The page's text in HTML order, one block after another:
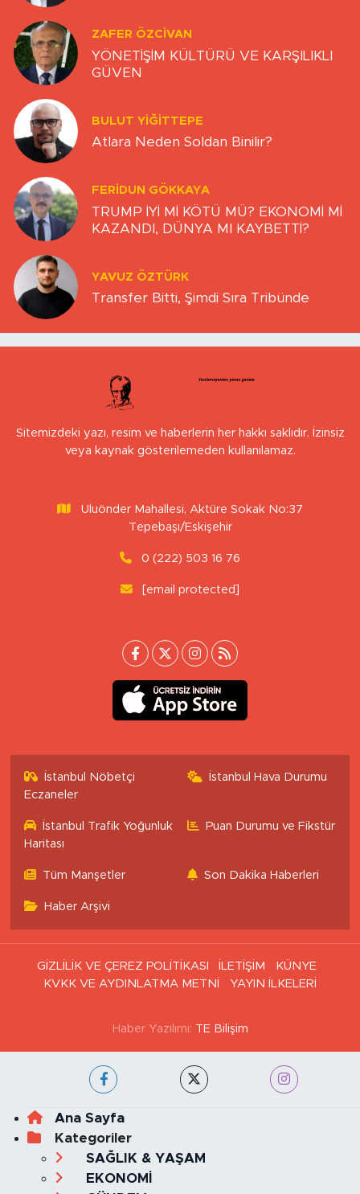
ZAFER ÖZCIVAN
YÖNETİŞİM KÜLTÜRÜ VE KARŞILIKLI
GÜVEN
BULUT YİĞİTTEPE
Atlara Neden Soldan Binilir?
FERIDUN GÖKKAYA
TRUMP İYİ Mİ KÖTÜ MÜ? EKONOMİ Mİ
KAZANDI, DÜNYA MI KAYBETTİ?
YAVUZ ÖZTÜRK
Transfer Bitti, Şimdi Sıra Tribünde
Sitemizdeki yazı, resim ve haberlerin her hakkı saklıdır. İzinsiz
veya kaynak gösterilemeden kullanılamaz.
Uluönder Mahallesi, Aktüre Sokak No:37
Tepebaşı/Eskişehir
0 (222) 503 16 76
[email protected]
İstanbul Nöbetçi
Eczaneler
İstanbul Hava Durumu
İstanbul Trafik Yoğunluk
Haritası
Puan Durumu ve Fikstür
Tüm Manşetler Son Dakika Haberleri
Haber Arşivi
GİZLİLİK VE ÇEREZ POLİTİKASI İLETİŞİM
KÜNYE
KVKK VE AYDINLATMA METNİ
YAYIN İLKELERİ
Haber Yazılımı: TE Bilişim
Ana Sayfa
Kategoriler
SAĞLIK & YAŞAM
EKONOMİ